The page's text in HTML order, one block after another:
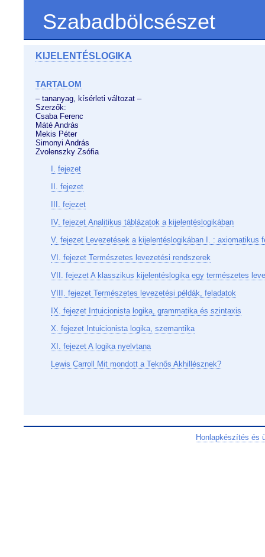
Szabadbölcsészet
KIJELENTÉSLOGIKA
TARTALOM
– tananyag, kísérleti változat –
Szerzők:
Csaba Ferenc
Máté András
Mekis Péter
Simonyi András
Zvolenszky Zsófia
I. fejezet
II. fejezet
III. fejezet
IV. fejezet Analitikus táblázatok a kijelentéslogikában
V. fejezet Levezetések a kijelentéslogikában I. : axiomatikus
VI. fejezet Természetes levezetési rendszerek
VII. fejezet A klasszikus kijelentéslogika egy természetes
VIII. fejezet Természetes levezetési példák, feladatok
IX. fejezet Intuicionista logika, grammatika és szintaxis
X. fejezet Intuicionista logika, szemantika
XI. fejezet A logika nyelvtana
Lewis Carroll Mit mondott a Teknős Akhillésznek?
Honlapkészítés és